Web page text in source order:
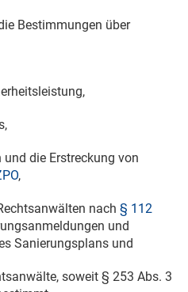
Bestimmungen über
die Erstreckung von
,
nach § 112
und
Sanierungsplans und
soweit § 253 Abs. 3